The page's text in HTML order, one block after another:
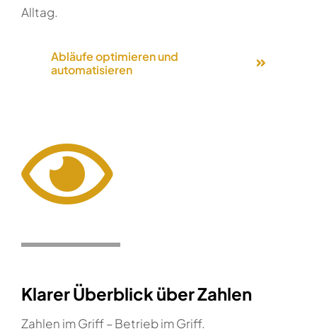
Alltag.
Abläufe optimieren und
automatisieren
Klarer Überblick über Zahlen
Zahlen im Griff – Betrieb im Griff.